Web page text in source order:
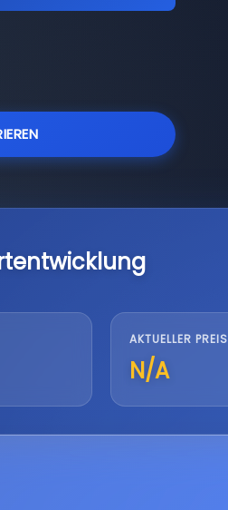
AKTUELLER PREIS
N/A